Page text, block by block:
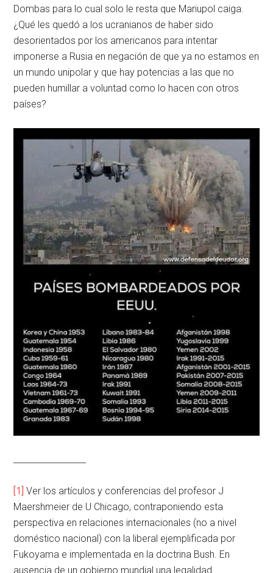
Dombas para lo cual solo le resta que Mariupol caiga.
¿Qué les quedó a los ucranianos de haber sido
desorientados por los americanos para intentar
imponerse a Rusia en negación de que ya no estamos en
un mundo unipolar y que hay potencias a las que no
pueden humillar a voluntad como lo hacen con otros
países?
[1] Ver los artículos y conferencias del profesor J
Maershmeier de U Chicago, contraponiendo esta
perspectiva en relaciones internacionales (no a nivel
doméstico nacional) con la liberal ejemplificada por
Fukoyama e implementada en la doctrina Bush. En
ausencia de un gobierno mundial una legalidad